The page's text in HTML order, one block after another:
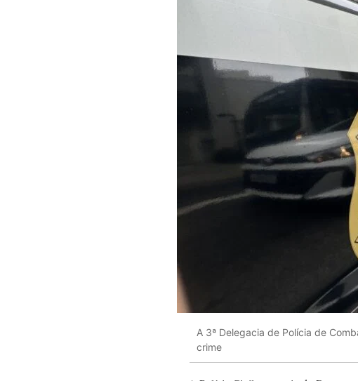
A 3ª Delegacia de Polícia de
crime